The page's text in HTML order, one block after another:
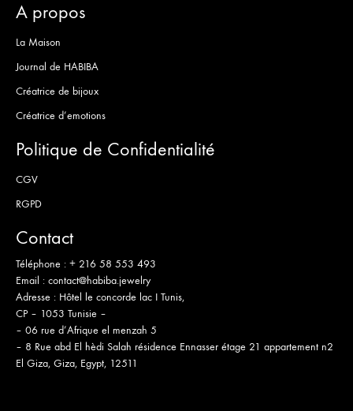
A propos
La Maison
Journal de HABIBA
Créatrice de bijoux
Créatrice d’emotions
Politique de Confidentialité
CGV
RGPD
Contact
Téléphone : + 216 58 553 493
Email : contact@habiba.jewelry
Adresse : Hôtel le concorde lac I Tunis,
CP – 1053 Tunisie –
– 06 rue d’Afrique el menzah 5
– 8 Rue abd El hèdi Salah résidence Ennasser étage 21 appartement n2
El Giza, Giza, Egypt, 12511